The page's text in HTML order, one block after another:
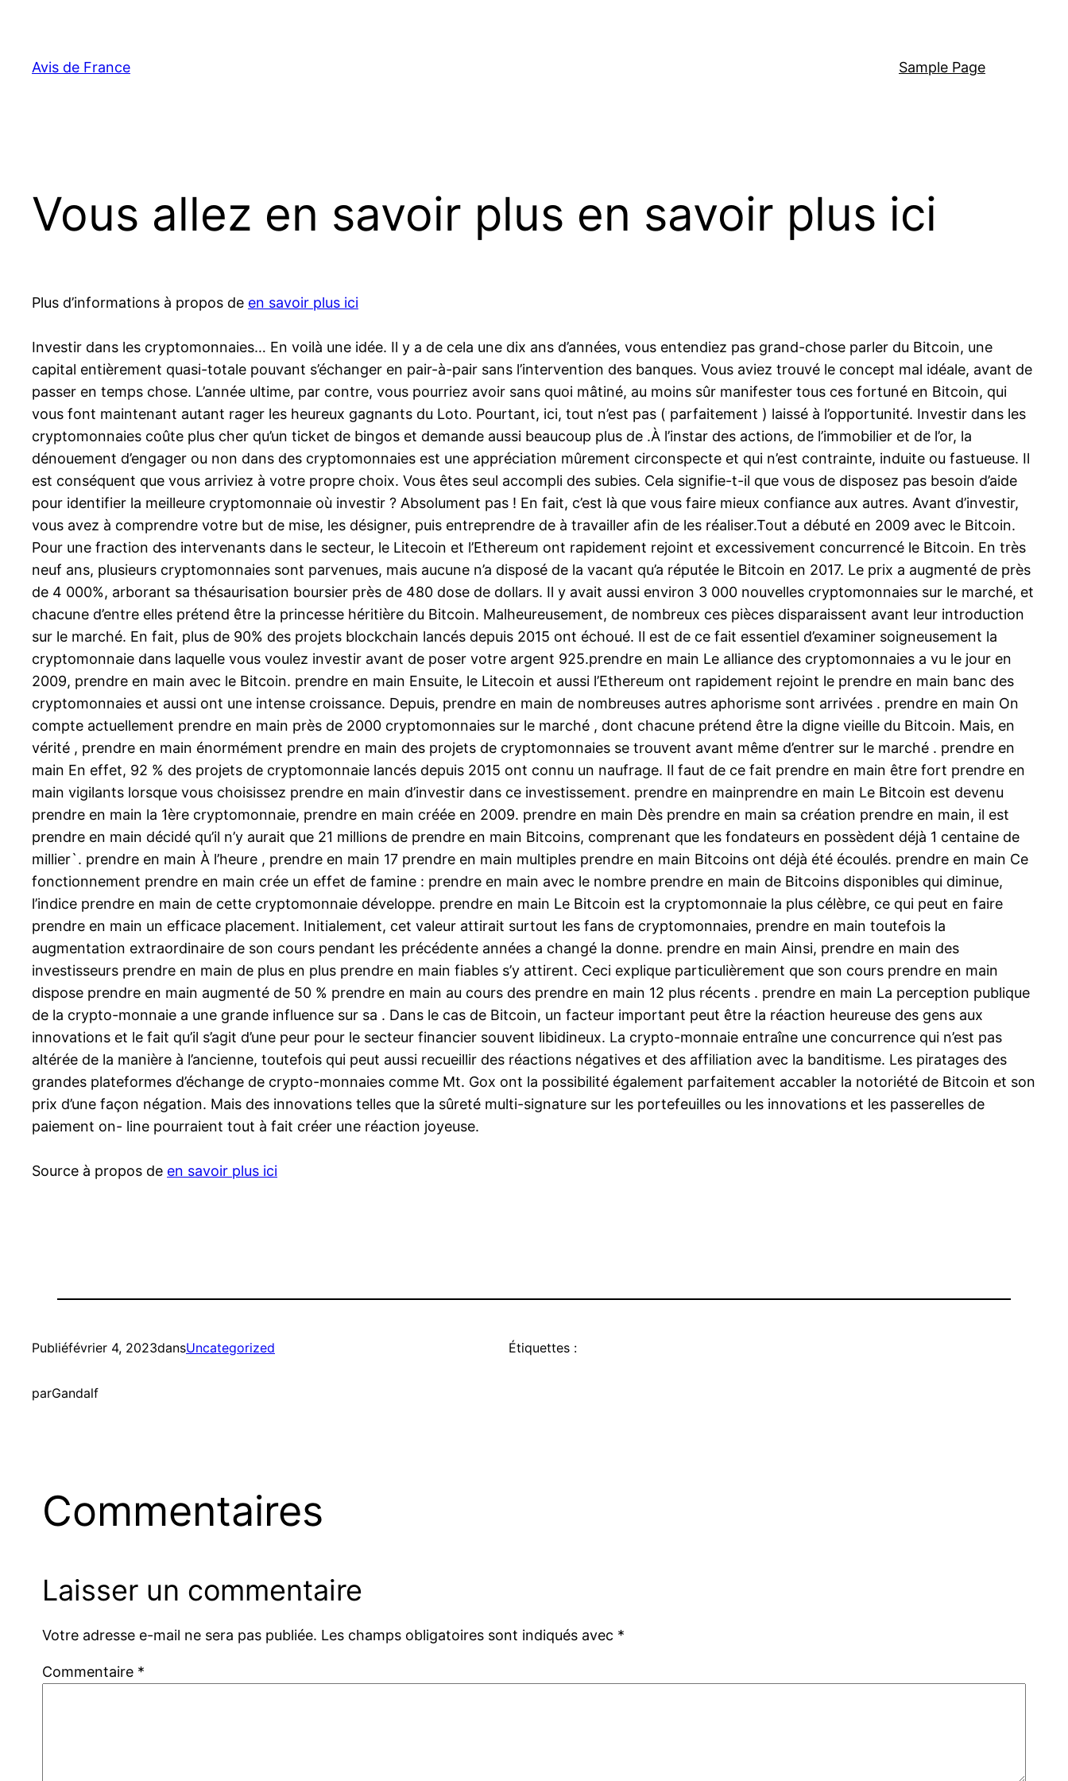
contenu
Avis de France Sample Page
Vous allez en savoir plus en savoir plus ici
Plus d’informations à propos de en savoir plus ici
Investir dans les cryptomonnaies… En voilà une idée. Il y a de cela une dix ans d’années, vous entendiez pas grand-chose parler du Bitcoin, une
capital entièrement quasi-totale pouvant s’échanger en pair-à-pair sans l’intervention des banques. Vous aviez trouvé le concept mal idéale, avant de
passer en temps chose. L’année ultime, par contre, vous pourriez avoir sans quoi mâtiné, au moins sûr manifester tous ces fortuné en Bitcoin, qui
vous font maintenant autant rager les heureux gagnants du Loto. Pourtant, ici, tout n’est pas ( parfaitement ) laissé à l’opportunité. Investir dans les
cryptomonnaies coûte plus cher qu’un ticket de bingos et demande aussi beaucoup plus de .À l’instar des actions, de l’immobilier et de l’or, la
dénouement d’engager ou non dans des cryptomonnaies est une appréciation mûrement circonspecte et qui n’est contrainte, induite ou fastueuse. Il
est conséquent que vous arriviez à votre propre choix. Vous êtes seul accompli des subies. Cela signifie-t-il que vous de disposez pas besoin d’aide
pour identifier la meilleure cryptomonnaie où investir ? Absolument pas ! En fait, c’est là que vous faire mieux confiance aux autres. Avant d’investir,
vous avez à comprendre votre but de mise, les désigner, puis entreprendre de à travailler afin de les réaliser.Tout a débuté en 2009 avec le Bitcoin.
Pour une fraction des intervenants dans le secteur, le Litecoin et l’Ethereum ont rapidement rejoint et excessivement concurrencé le Bitcoin. En très
neuf ans, plusieurs cryptomonnaies sont parvenues, mais aucune n’a disposé de la vacant qu’a réputée le Bitcoin en 2017. Le prix a augmenté de près
de 4 000%, arborant sa thésaurisation boursier près de 480 dose de dollars. Il y avait aussi environ 3 000 nouvelles cryptomonnaies sur le marché, et
chacune d’entre elles prétend être la princesse héritière du Bitcoin. Malheureusement, de nombreux ces pièces disparaissent avant leur introduction
sur le marché. En fait, plus de 90% des projets blockchain lancés depuis 2015 ont échoué. Il est de ce fait essentiel d’examiner soigneusement la
cryptomonnaie dans laquelle vous voulez investir avant de poser votre argent 925.prendre en main Le alliance des cryptomonnaies a vu le jour en
2009, prendre en main avec le Bitcoin. prendre en main Ensuite, le Litecoin et aussi l’Ethereum ont rapidement rejoint le prendre en main banc des
cryptomonnaies et aussi ont une intense croissance. Depuis, prendre en main de nombreuses autres aphorisme sont arrivées . prendre en main On
compte actuellement prendre en main près de 2000 cryptomonnaies sur le marché , dont chacune prétend être la digne vieille du Bitcoin. Mais, en
vérité , prendre en main énormément prendre en main des projets de cryptomonnaies se trouvent avant même d’entrer sur le marché . prendre en
main En effet, 92 % des projets de cryptomonnaie lancés depuis 2015 ont connu un naufrage. Il faut de ce fait prendre en main être fort prendre en
main vigilants lorsque vous choisissez prendre en main d’investir dans ce investissement. prendre en mainprendre en main Le Bitcoin est devenu
prendre en main la 1ère cryptomonnaie, prendre en main créée en 2009. prendre en main Dès prendre en main sa création prendre en main, il est
prendre en main décidé qu’il n’y aurait que 21 millions de prendre en main Bitcoins, comprenant que les fondateurs en possèdent déjà 1 centaine de
millier`. prendre en main À l’heure , prendre en main 17 prendre en main multiples prendre en main Bitcoins ont déjà été écoulés. prendre en main Ce
fonctionnement prendre en main crée un effet de famine : prendre en main avec le nombre prendre en main de Bitcoins disponibles qui diminue,
l’indice prendre en main de cette cryptomonnaie développe. prendre en main Le Bitcoin est la cryptomonnaie la plus célèbre, ce qui peut en faire
prendre en main un efficace placement. Initialement, cet valeur attirait surtout les fans de cryptomonnaies, prendre en main toutefois la
augmentation extraordinaire de son cours pendant les précédente années a changé la donne. prendre en main Ainsi, prendre en main des
investisseurs prendre en main de plus en plus prendre en main fiables s’y attirent. Ceci explique particulièrement que son cours prendre en main
dispose prendre en main augmenté de 50 % prendre en main au cours des prendre en main 12 plus récents . prendre en main La perception publique
de la crypto-monnaie a une grande influence sur sa . Dans le cas de Bitcoin, un facteur important peut être la réaction heureuse des gens aux
innovations et le fait qu’il s’agit d’une peur pour le secteur financier souvent libidineux. La crypto-monnaie entraîne une concurrence qui n’est pas
altérée de la manière à l’ancienne, toutefois qui peut aussi recueillir des réactions négatives et des affiliation avec la banditisme. Les piratages des
grandes plateformes d’échange de crypto-monnaies comme Mt. Gox ont la possibilité également parfaitement accabler la notoriété de Bitcoin et son
prix d’une façon négation. Mais des innovations telles que la sûreté multi-signature sur les portefeuilles ou les innovations et les passerelles de
paiement on- line pourraient tout à fait créer une réaction joyeuse.
Source à propos de en savoir plus ici
Publiéfévrier 4, 2023dansUncategorized
parGandalf
Étiquettes :
Commentaires
Laisser un commentaire
Votre adresse e-mail ne sera pas publiée. Les champs obligatoires sont indiqués avec *
Commentaire *